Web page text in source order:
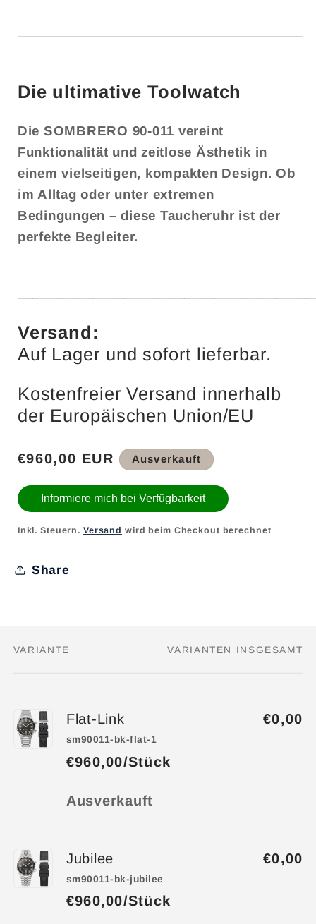
Die ultimative Toolwatch
Die SOMBRERO 90-011 vereint
Funktionalität und zeitlose Ästhetik in
einem vielseitigen, kompakten Design. Ob
im Alltag oder unter extremen
Bedingungen – diese Taucheruhr ist der
perfekte Begleiter.
Versand:
Auf Lager und sofort lieferbar.
Kostenfreier Versand innerhalb
der Europäischen Union/EU
Normaler
€960,00 EUR Ausverkauft
Informiere mich bei Verfügbarkeit
Inkl. Steuern. Versand wird beim Checkout berechnet
Share
Dein
VARIANTE VARIANTEN INSGESAMT
Flat-Link
sm90011-bk-flat-1
€960,00/Stück
€0,00
Anzahl
Ausverkauft
Jubilee
sm90011-bk-jubilee
€960,00/Stück
€0,00